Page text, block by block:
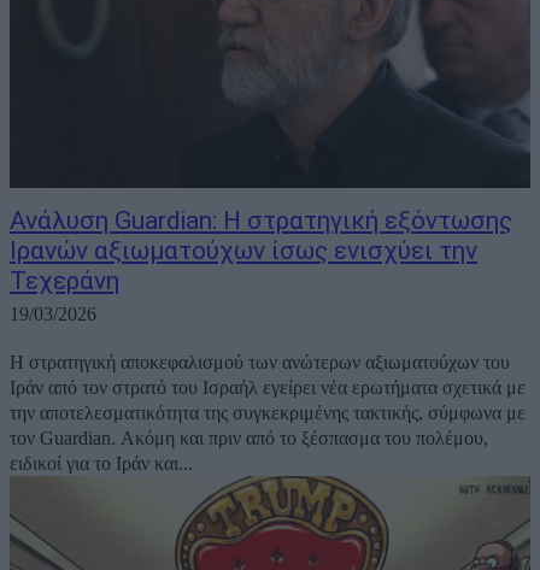
Ανάλυση Guardian: Η στρατηγική εξόντωσης
Ιρανών αξιωματούχων ίσως ενισχύει την
Τεχεράνη
19/03/2026
Η στρατηγική αποκεφαλισμού των ανώτερων αξιωματούχων του
Ιράν από τον στρατό του Ισραήλ εγείρει νέα ερωτήματα σχετικά με
την αποτελεσματικότητα της συγκεκριμένης τακτικής, σύμφωνα με
τον Guardian. Ακόμη και πριν από το ξέσπασμα του πολέμου,
ειδικοί για το Ιράν και...